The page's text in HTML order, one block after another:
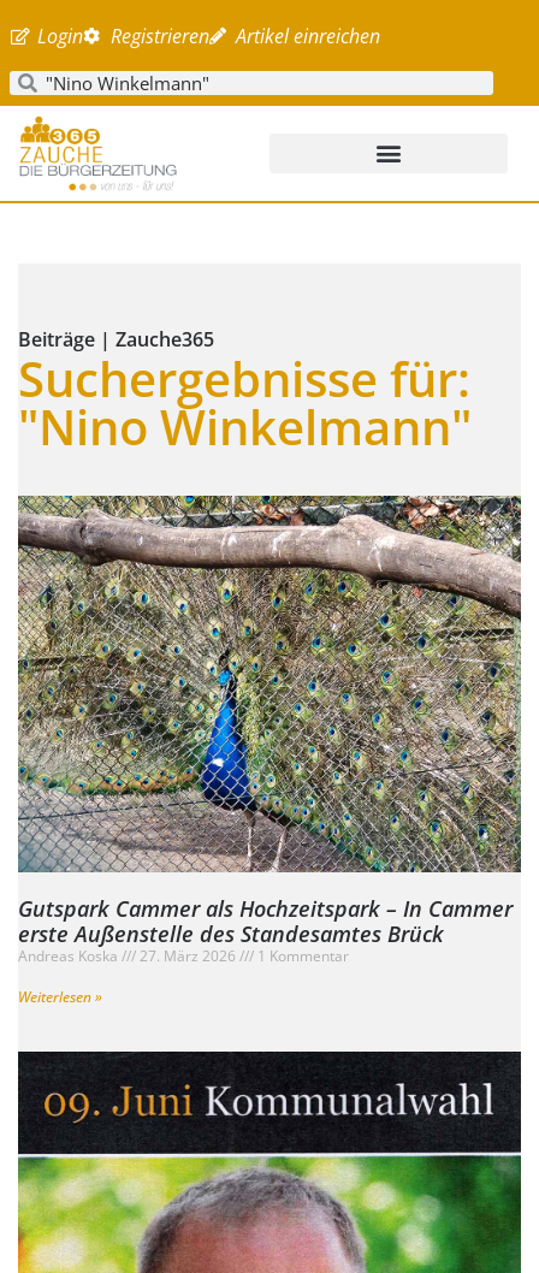
Login Registrieren Artikel einreichen
Beiträge | Zauche365
Suchergebnisse für:
"Nino Winkelmann"
Gutspark Cammer als Hochzeitspark – In Cammer
erste Außenstelle des Standesamtes Brück
Andreas Koska 27. März 2026
1 Kommentar
Weiterlesen »